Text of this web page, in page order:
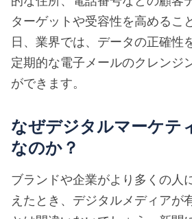
ターゲットや受容性を高めるこ
日、業界では、データの正確性
定期的な電子メールのクレンジ
ができます。
なぜデジタルマーケテ
なのか？
ブランドや企業がより多くの人
えたとき、デジタルメディアが